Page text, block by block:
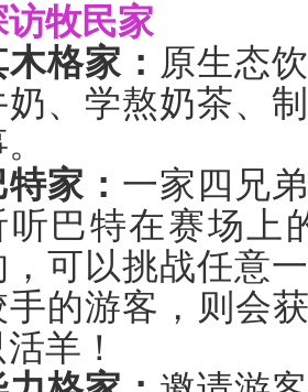
访牧民家
格家： 原生态
奶、学熬奶茶、
特家： 一家四兄
听巴特在赛场上
，可以挑战任意
手的游客，则会
活羊！